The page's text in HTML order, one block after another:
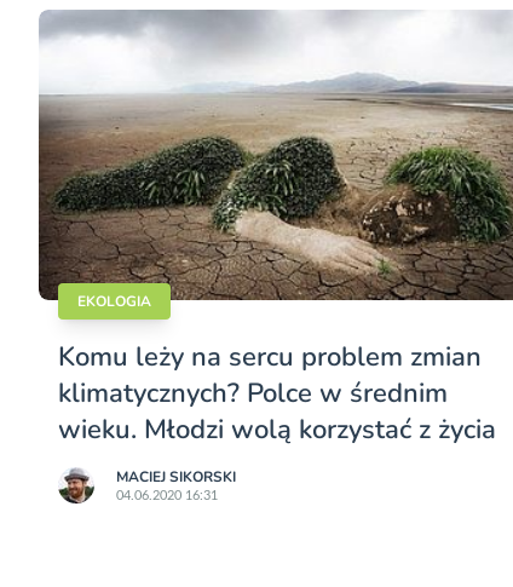
EKOLOGIA
Komu leży na sercu problem zmian
klimatycznych? Polce w średnim
wieku. Młodzi wolą korzystać z życia
MACIEJ SIKORSKI
04.06.2020 16:31